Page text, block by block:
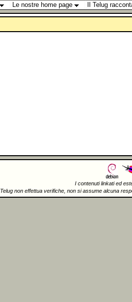
Le nostre home page Il Telug
I contenuti linkati ed
Telug non effettua verifiche, non si assume alcuna